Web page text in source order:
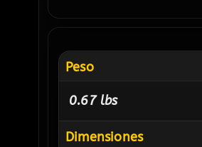
Peso
0.67 lbs
Dimensiones